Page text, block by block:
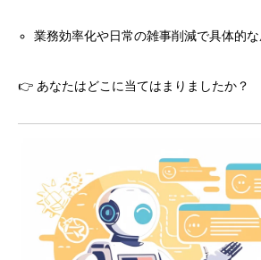
業務効率化や日常の雑事削減で具体的
👉 あなたはどこに当てはまりましたか？